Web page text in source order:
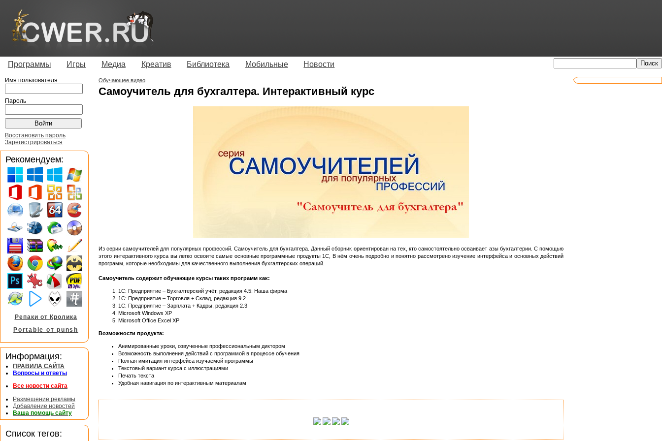
Программы Игры Медиа Креатив Библиотека Мобильные Новости
Обучающее видео
Самоучитель для бухгалтера. Интерактивный курс
Из серии самоучителей для популярных профессий. Самоучитель для бухгалтера. Данный сборник ориентирован на тех, кто самостоятельно осваивает азы бухгалтерии. С помощью
этого интерактивного курса вы легко освоите самые основные программные продукты 1С, В нём очень подробно и понятно рассмотрено изучение интерфейса и основных действий
программ, которые необходимы для качественного выполнения бухгалтерских операций.
Самоучитель содержит обучающие курсы таких программ как:
1С: Предприятие – Бухгалтерский учёт, редакция 4.5: Наша фирма
1С: Предприятие – Торговля + Склад, редакция 9.2
1С: Предприятие – Зарплата + Кадры, редакция 2.3
Microsoft Windows XP
Microsoft Office Excel XP
Возможности продукта:
Анимированные уроки, озвученные профессиональным диктором
Возможность выполнения действий с программой в процессе обучения
Полная имитация интерфейса изучаемой программы
Текстовый вариант курса с иллюстрациями
Печать текста
Удобная навигация по интерактивным материалам
Имя пользователя
Пароль
Восстановить пароль
Зарегистрироваться
Рекомендуем:
Репаки от Кролика
Portable от punsh
Информация:
ПРАВИЛА САЙТА
Вопросы и ответы
Все новости сайта
Размещение рекламы
Добавление новостей
Ваша помощь сайту
Список тегов: